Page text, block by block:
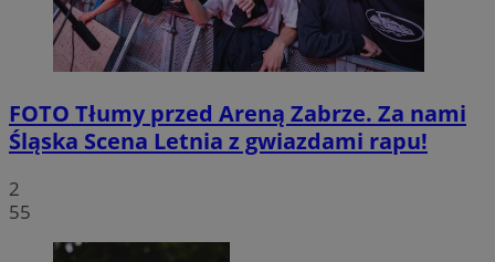
FOTO Tłumy przed Areną Zabrze. Za nami
Śląska Scena Letnia z gwiazdami rapu!
2
55